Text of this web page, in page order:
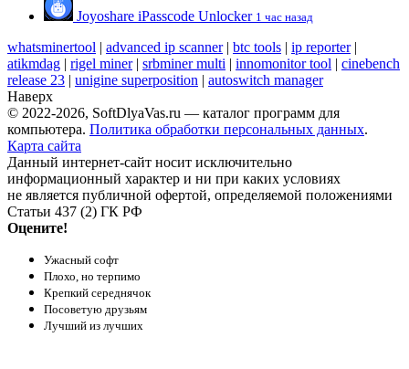
Joyoshare iPasscode Unlocker 1 час назад
whatsminertool | advanced ip scanner| btc tools | ip reporter|
atikmdag | rigel miner| srbminer multi | innomonitor tool | cinebench
release 23 | unigine superposition | autoswitch manager
Наверх
© 2022-2026, SoftDlyaVas.ru — каталог программ для
компьютера. Политика обработки персональных данных.
Карта сайта
Данный интернет-сайт носит исключительно
информационный характер и ни при каких условиях
не является публичной офертой, определяемой положениями
Статьи 437 (2) ГК РФ
Оцените!
Ужасный софт
Плохо, но терпимо
Крепкий середнячок
Посоветую друзьям
Лучший из лучших